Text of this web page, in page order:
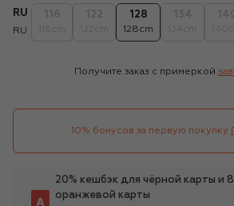
RU
RU
128
128cm
Получите заказ с примеркой
10% бонусов за первую покупку
20% кешбэк для чёрной карты и
оранжевой карты